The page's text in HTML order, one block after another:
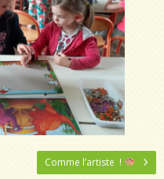
Comme l’artiste !